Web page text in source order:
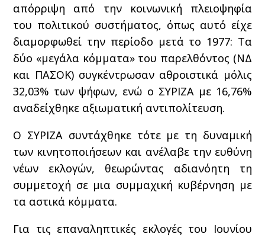
απόρριψη από την κοινωνική πλειοψηφία
του πολιτικού συστήματος, όπως αυτό είχε
διαμορφωθεί την περίοδο μετά το 1977: Τα
δύο «μεγάλα κόμματα» του παρελθόντος (ΝΔ
και ΠΑΣΟΚ) συγκέντρωσαν αθροιστικά μόλις
32,03% των ψήφων, ενώ ο ΣΥΡΙΖΑ με 16,76%
αναδείχθηκε αξιωματική αντιπολίτευση.
Ο ΣΥΡΙΖΑ συντάχθηκε τότε με τη δυναμική
των κινητοποιήσεων και ανέλαβε την ευθύνη
νέων εκλογών, θεωρώντας αδιανόητη τη
συμμετοχή σε μια συμμαχική κυβέρνηση με
τα αστικά κόμματα.
Για τις επαναληπτικές εκλογές του Ιουνίου